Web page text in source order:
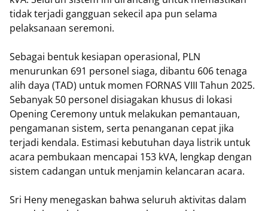
tidak terjadi gangguan sekecil apa pun selama
pelaksanaan seremoni.
Sebagai bentuk kesiapan operasional, PLN
menurunkan 691 personel siaga, dibantu 606 tenaga
alih daya (TAD) untuk momen FORNAS VIII Tahun 2025.
Sebanyak 50 personel disiagakan khusus di lokasi
Opening Ceremony untuk melakukan pemantauan,
pengamanan sistem, serta penanganan cepat jika
terjadi kendala. Estimasi kebutuhan daya listrik untuk
acara pembukaan mencapai 153 kVA, lengkap dengan
sistem cadangan untuk menjamin kelancaran acara.
Sri Heny menegaskan bahwa seluruh aktivitas dalam